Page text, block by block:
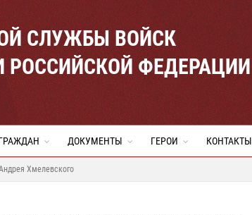
СЛУЖБЫ ВОЙСК
ФЕДЕРАЦИИ
ДОКУМЕНТЫ ГЕРОИ КОНТАКТЫ
Хмелевского